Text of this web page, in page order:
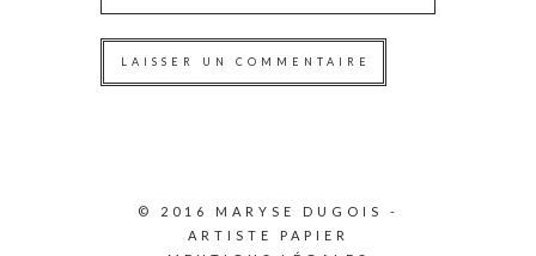
© 2016 MARYSE DUGOIS -
ARTISTE PAPIER